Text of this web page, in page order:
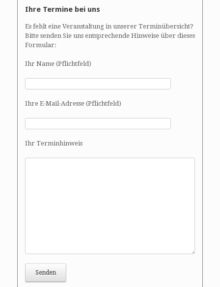
Ihre Termine bei uns
Es fehlt eine Veranstaltung in unserer Terminübersicht?
Bitte senden Sie uns entsprechende Hinweise über dieses
Formular:
Ihr Name (Pflichtfeld)
Ihre E-Mail-Adresse (Pflichtfeld)
Ihr Terminhinweis